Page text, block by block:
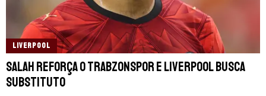
LIVERPOOL
Salah reforça o Trabzonspor e Liverpool busca
substituto